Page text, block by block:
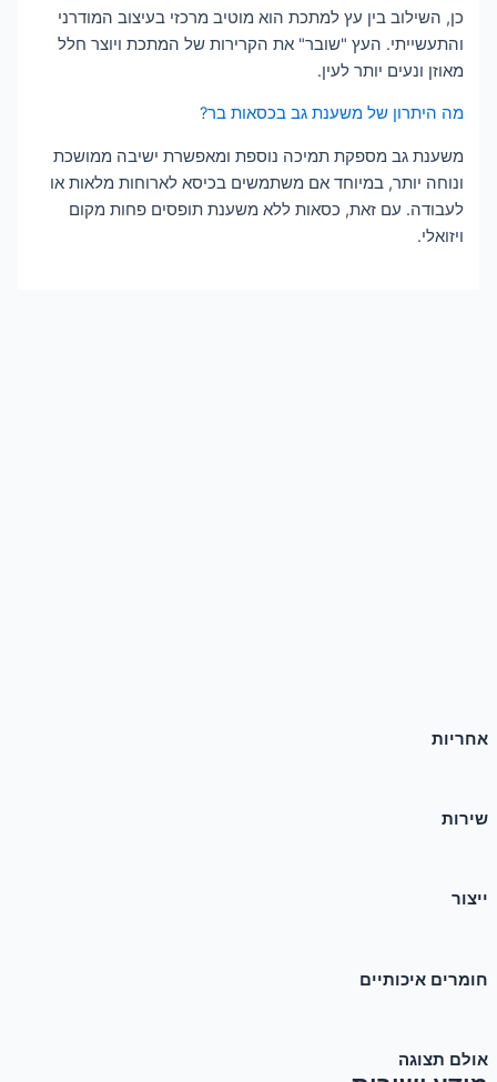
כן, השילוב בין עץ למתכת הוא מוטיב מרכזי בעיצוב המודרני
והתעשייתי. העץ "שובר" את הקרירות של המתכת ויוצר חלל
מאוזן ונעים יותר לעין.
מה היתרון של משענת גב בכסאות בר?
משענת גב מספקת תמיכה נוספת ומאפשרת ישיבה ממושכת
ונוחה יותר, במיוחד אם משתמשים בכיסא לארוחות מלאות או
לעבודה. עם זאת, כסאות ללא משענת תופסים פחות מקום
ויזואלי.
אחריות
שירות
ייצור
חומרים איכותיים
אולם תצוגה